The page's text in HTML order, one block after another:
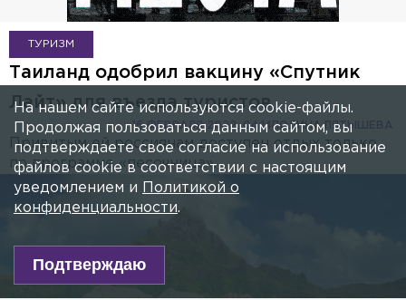
ТУРИЗМ
Таиланд одобрил вакцину «Спутник
Лайт» для въезда туристов
ПОЛИНА ПЯТЫШЕВА
16 ФЕВРАЛЯ 2022, 04:14
Привитым ей россиянам доступен отдых только
по программе «песочница».
На нашем сайте используются cookie-файлы.
Продолжая пользоваться данным сайтом, вы
подтверждаете свое согласие на использование
файлов cookie в соответствии с настоящим
уведомлением и
Политикой о
конфиденциальности.
Подтверждаю